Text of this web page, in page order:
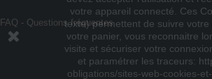
votre appareil connecté. Ces
texte) permettent de suivre
votre panier, vous reconnaitre
visite et sécuriser votre
et paramétrer les traceurs:
obligations/sites-web-cookies-
FAQ - Questions fréquentes